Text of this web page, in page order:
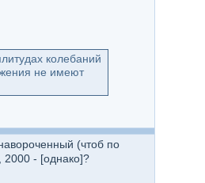
колебаний
не имеют
(чтоб по
2000 - [однако]?